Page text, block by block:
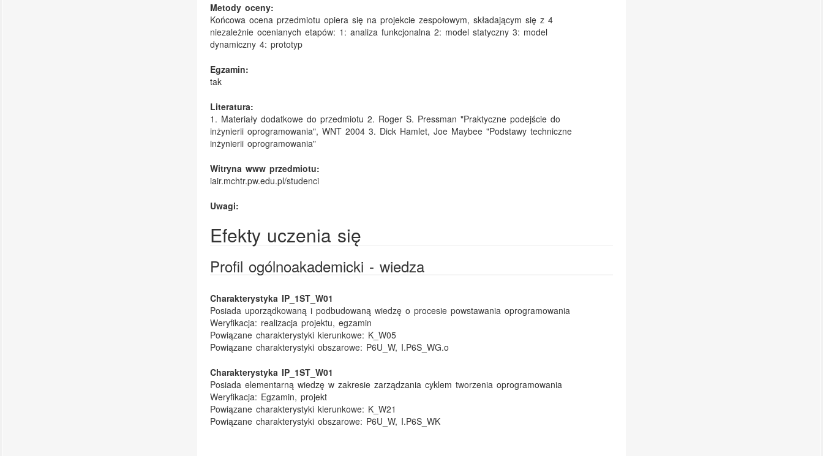
Metody oceny:
Końcowa ocena przedmiotu opiera się na projekcie zespołowym, składającym się z 4
niezależnie ocenianych etapów: 1: analiza funkcjonalna 2: model statyczny 3: model
dynamiczny 4: prototyp
Egzamin:
tak
Literatura:
1. Materiały dodatkowe do przedmiotu 2. Roger S. Pressman "Praktyczne podejście do
inżynierii oprogramowania", WNT 2004 3. Dick Hamlet, Joe Maybee "Podstawy techniczne
inżynierii oprogramowania"
Witryna www przedmiotu:
iair.mchtr.pw.edu.pl/studenci
Uwagi:
Efekty uczenia się
Profil ogólnoakademicki - wiedza
Charakterystyka IP_1ST_W01
Posiada uporządkowaną i podbudowaną wiedzę o procesie powstawania oprogramowania
Weryfikacja: realizacja projektu, egzamin
Powiązane charakterystyki kierunkowe: K_W05
Powiązane charakterystyki obszarowe: P6U_W, I.P6S_WG.o
Charakterystyka IP_1ST_W01
Posiada elementarną wiedzę w zakresie zarządzania cyklem tworzenia oprogramowania
Weryfikacja: Egzamin, projekt
Powiązane charakterystyki kierunkowe: K_W21
Powiązane charakterystyki obszarowe: P6U_W, I.P6S_WK